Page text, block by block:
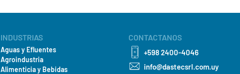
INDUSTRIAS
Aguas y Efluentes
Agroindustria
Alimenticia y Bebidas
CONTACTANOS
+598 2400-4046
info@dastecsrl.com.uy